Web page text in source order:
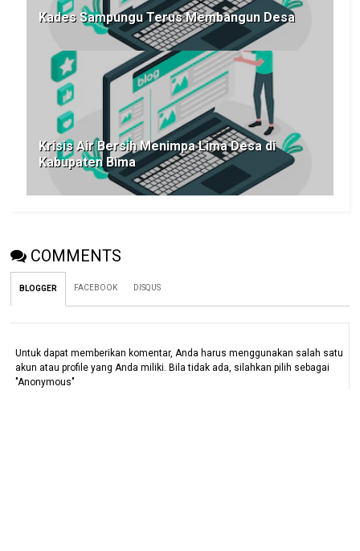
Kades Sampungu Terus Membangun Desa
Krisis Air Bersih Menimpa Lima Desa di
Kabupaten Bima
COMMENTS
BLOGGER FACEBOOK DISQUS
Untuk dapat memberikan komentar, Anda harus menggunakan salah satu
akun atau profile yang Anda miliki. Bila tidak ada, silahkan pilih sebagai
"Anonymous"